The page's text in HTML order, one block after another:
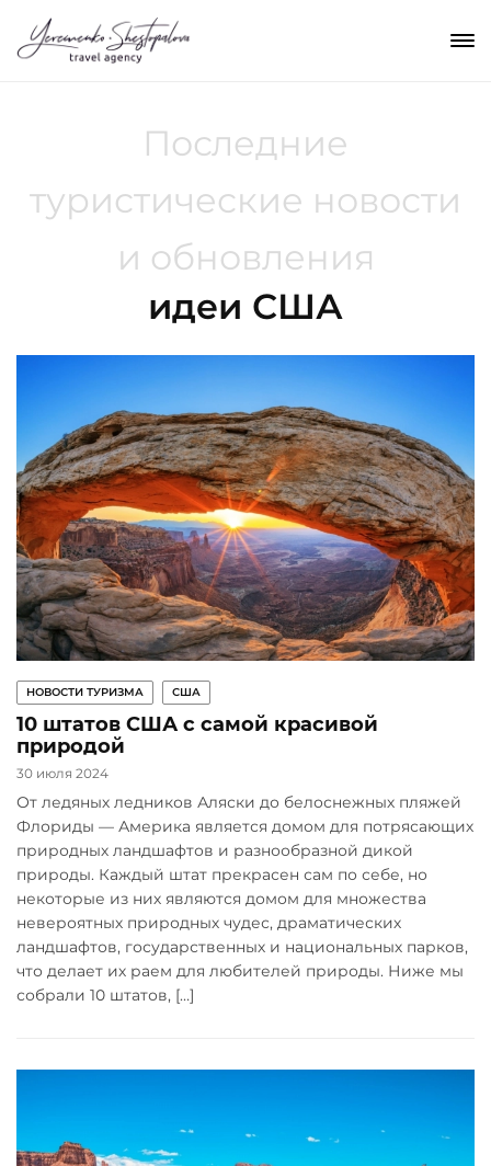
Последние
туристические новости
и обновления
идеи США
НОВОСТИ ТУРИЗМА США
10 штатов США с самой красивой
природой
30 июля 2024
От ледяных ледников Аляски до белоснежных пляжей
Флориды — Америка является домом для потрясающих
природных ландшафтов и разнообразной дикой
природы. Каждый штат прекрасен сам по себе, но
некоторые из них являются домом для множества
невероятных природных чудес, драматических
ландшафтов, государственных и национальных парков,
что делает их раем для любителей природы. Ниже мы
собрали 10 штатов, […]